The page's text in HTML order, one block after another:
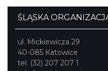
ŚLĄSKA
ul. Mickiewicza 29
40-085 Katowice
tel. (32) 207 207 1